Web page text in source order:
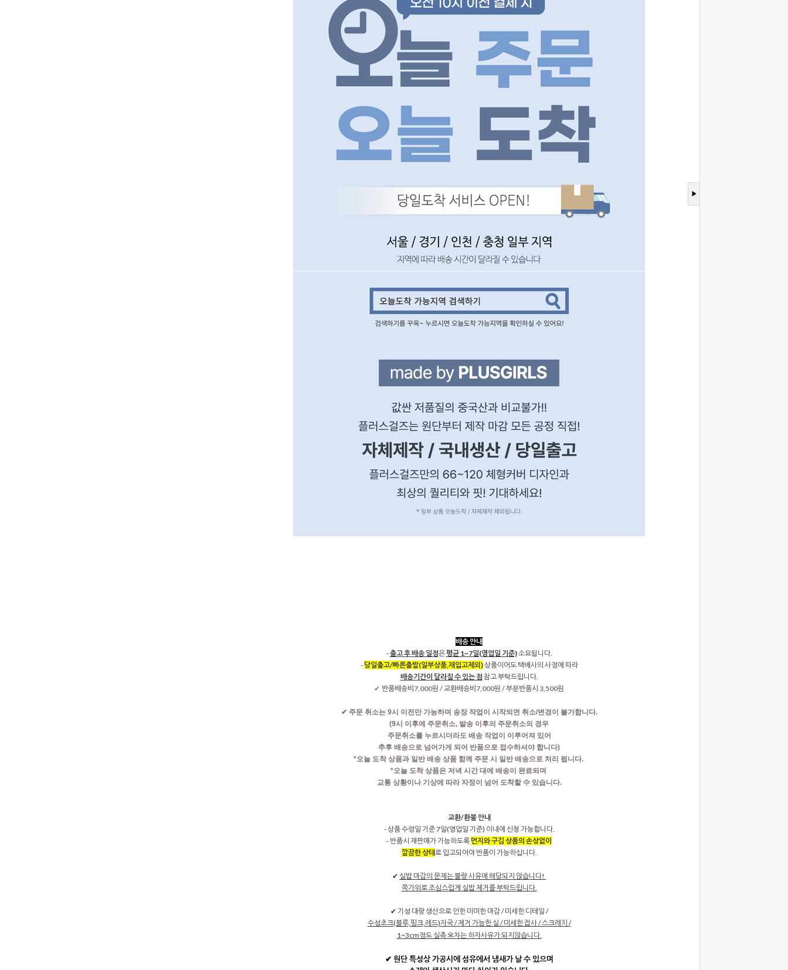
배송 안내
-출고 후 배송 일정은평균 1~7일(영업일 기준)소요됩니다.
- 당일출고/빠른출발(일부상품,재입고제외)상품이어도 택배사의 사정에 따라
배송기간이 달라질 수 있는 점 참고 부탁드립니다.
✔ 반품배송비7,000원 / 교환배송비7,000원 / 부분반품시 3,500원
✔ 주문 취소는 9시 이전만 가능하며 송장 작업이 시작되면 취소/변경이 불가합니다.
(9시 이후에 주문취소, 발송 이후의 주문취소의 경우
주문취소를 누르시더라도 배송 작업이 이루어져 있어
추후 배송으로 넘어가게 되어 반품으로 접수하셔야 합니다)
*오늘 도착 상품과 일반 배송 상품 함께 주문 시 일반 배송으로 처리 됩니다.
*오늘 도착 상품은 저녁 시간 대에 배송이 완료되며
교통 상황이나 기상에 따라 자정이 넘어 도착할 수 있습니다.
교환/환불 안내
- 상품 수령일 기준 7일(영업일 기준) 이내에 신청 가능합니다.
- 반품시 재판매가 가능하도록 먼지와 구김 상품의 손상없이
깔끔한 상태로 입고되어야 반품이 가능하십니다.
✔ 실밥 마감의 문제는 불량 사유에 해당되지 않습니다!
쪽가위로 조심스럽게 실밥 제거를 부탁드립니다.
✔ 기성 대량 생산으로 인한 미미한 마감 / 미세한 디테일 /
수성초크(블루,핑크,레드)자국 / 제거 가능한 실 / 미세한 잡사 / 스크레치 /
1~3cm정도 실측 오차는 하자사유가 되지않습니다.
✔ 원단 특성상 가공시에 섬유에서 냄새가 날 수 있으며